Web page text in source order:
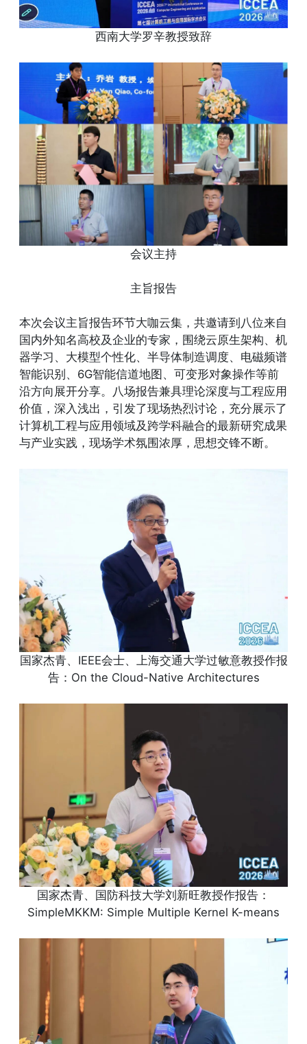
西南大学罗辛教授致辞
会议主持
主旨报告
本次会议主旨报告环节大咖云集，共邀请到八位来自
国内外知名高校及企业的专家，围绕云原生架构、机
器学习、大模型个性化、半导体制造调度、电磁频谱
智能识别、6G智能信道地图、可变形对象操作等前
沿方向展开分享。八场报告兼具理论深度与工程应用
价值，深入浅出，引发了现场热烈讨论，充分展示了
计算机工程与应用领域及跨学科融合的最新研究成果
与产业实践，现场学术氛围浓厚，思想交锋不断。
国家杰青、IEEE会士、上海交通大学过敏意教授作报
告：On the Cloud-Native Architectures
国家杰青、国防科技大学刘新旺教授作报告：
SimpleMKKM: Simple Multiple Kernel K-means